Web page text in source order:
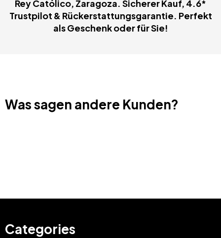
Rey Católico, Zaragoza. Sicherer Kauf, 4.6*
Trustpilot & Rückerstattungsgarantie. Perfekt
als Geschenk oder für Sie!
Was sagen andere Kunden?
Categories